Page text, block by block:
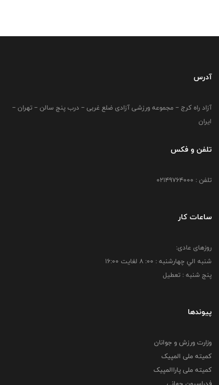
آدرس
آزاد راه کرج – مجموعه ورزشی آزادی ضلع غربی – درب پنج سالن – تهران –
ایران
تلفن و فکس
تلفن : 02149764000
ساعات کار
روزهای عادی:
شنبه الي چهارشنبه : 00: 8 لغايت 16:00
پنج شنبه : تعطیل
پیوندها
وزارت ورزش و جوانان
کمیته ملی المپیک
کمیته ملی پاراالمپیک